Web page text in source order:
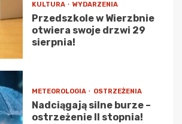
KULTURA WYDARZENIA
Przedszkole w Wierzbnie
otwiera swoje drzwi 29
sierpnia!
METEOROLOGIA OSTRZEŻENIA
Nadciągają silne burze –
ostrzeżenie II stopnia!